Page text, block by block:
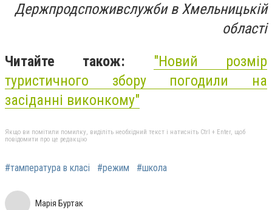
Держпродспоживслужби в Хмельницькій
області
Читайте також: "Новий розмір
туристичного збору погодили на
засіданні виконкому"
Якщо ви помітили помилку, виділіть необхідний текст і натисніть Ctrl + Enter, щоб
повідомити про це редакцію
#тампература в класі #режим #школа
Марія Буртак